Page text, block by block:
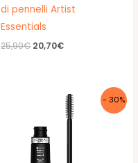
di pennelli Artist
Essentials
25,90€ Il
20,70€Il
- 30%